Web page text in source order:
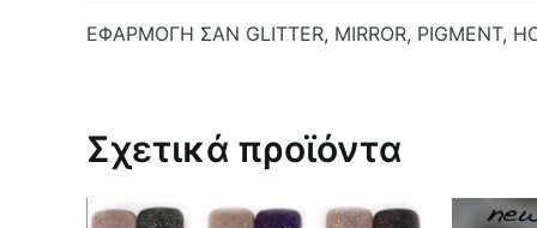
ΕΦΑΡΜΟΓΗ ΣΑΝ GLITTER, MIRROR, PIGMENT,
Σχετικά προϊόντα
Αυτό